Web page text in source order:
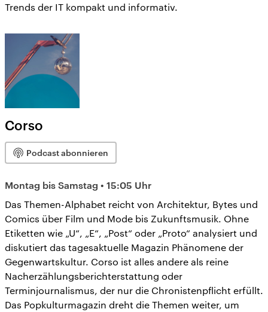
Trends der IT kompakt und informativ.
Corso
Podcast abonnieren
Montag bis Samstag • 15:05 Uhr
Das Themen-Alphabet reicht von Architektur, Bytes und
Comics über Film und Mode bis Zukunftsmusik. Ohne
Etiketten wie „U“, „E“, „Post“ oder „Proto“ analysiert und
diskutiert das tagesaktuelle Magazin Phänomene der
Gegenwartskultur. Corso ist alles andere als reine
Nacherzählungsberichterstattung oder
Terminjournalismus, der nur die Chronistenpflicht erfüllt.
Das Popkulturmagazin dreht die Themen weiter, um